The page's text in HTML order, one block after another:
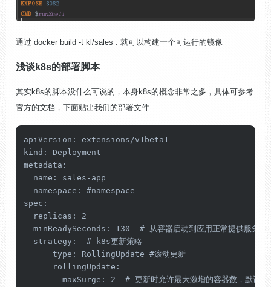
通过 docker build -t kl/sales . 就可以构建一个可运行的镜像
浅谈k8s的部署脚本
其实k8s的脚本没什么可说的，本身k8s的概念非常之多，具体可参考
官方的文档，下面贴出我们的部署文件
apiVersion: extensions/v1beta1
kind: Deployment
metadata:
  name: sales-app
  namespace: #namespace
spec:
  replicas: 2
  minReadySeconds: 130  # 从容器启动到应用正常提供服务
  strategy:  # k8s更新策略
      type: RollingUpdate #滚动更新
      rollingUpdate:
maxSurge: 2  # 更新时允许最大激增的容器数，默认